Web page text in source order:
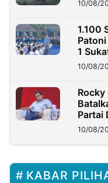
10/08/
1.100
1
10/08/
Rocky
Partai
10/08/
KABAR